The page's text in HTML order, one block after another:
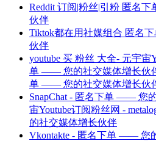
Reddit 订阅|粉丝|引粉 匿名
伙伴
Tiktok都在用社媒组合 匿名
伙伴
youtube 买 粉丝 大全- 元宇宙
单 —— 您的社交媒体增长伙
单 —— 您的社交媒体增长伙
SnapChat - 匿名下单 —— 您
宙Youtube订阅粉丝网 -
的社交媒体增长伙伴
Vkontakte - 匿名下单 —— 您